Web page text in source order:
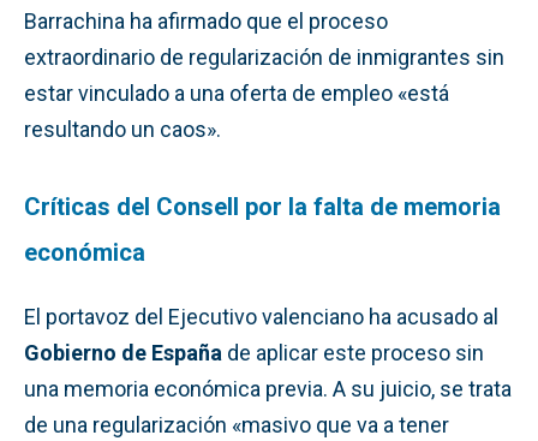
Barrachina ha afirmado que el proceso
extraordinario de regularización de inmigrantes sin
estar vinculado a una oferta de empleo «está
resultando un caos».
Críticas del Consell por la falta de memoria
económica
El portavoz del Ejecutivo valenciano ha acusado al
Gobierno de España de aplicar este proceso sin
una memoria económica previa. A su juicio, se trata
de una regularización «masivo que va a tener